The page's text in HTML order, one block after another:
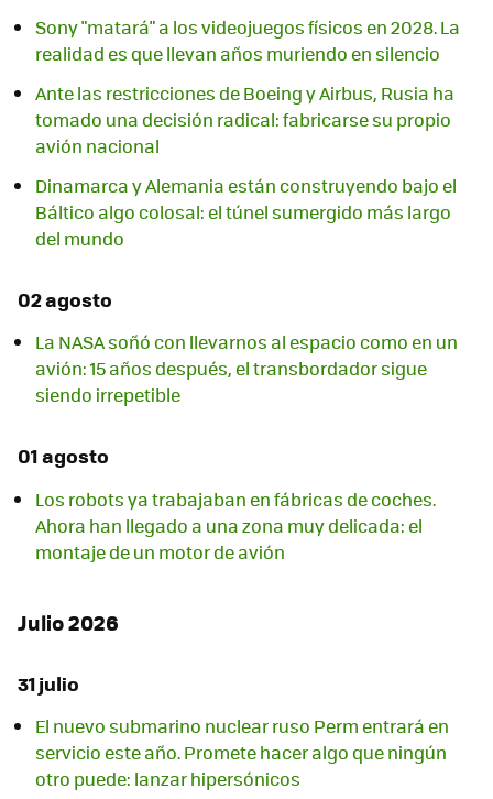
Sony "matará" a los videojuegos físicos en 2028. La
realidad es que llevan años muriendo en silencio
Ante las restricciones de Boeing y Airbus, Rusia ha
tomado una decisión radical: fabricarse su propio
avión nacional
Dinamarca y Alemania están construyendo bajo el
Báltico algo colosal: el túnel sumergido más largo
del mundo
02 agosto
La NASA soñó con llevarnos al espacio como en un
avión: 15 años después, el transbordador sigue
siendo irrepetible
01 agosto
Los robots ya trabajaban en fábricas de coches.
Ahora han llegado a una zona muy delicada: el
montaje de un motor de avión
Julio 2026
31 julio
El nuevo submarino nuclear ruso Perm entrará en
servicio este año. Promete hacer algo que ningún
otro puede: lanzar hipersónicos